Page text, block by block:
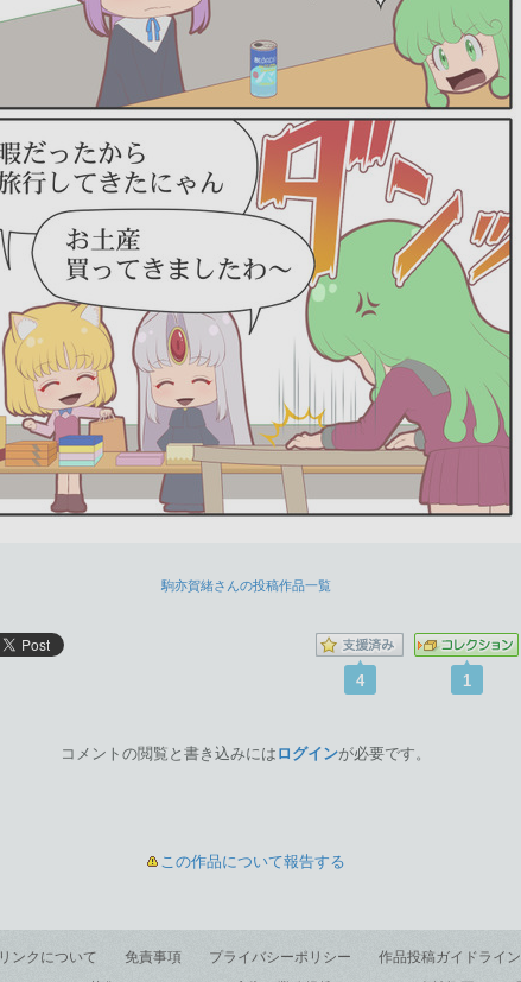
駒亦賀緒さんの投稿作品一覧
4 1
コメントの閲覧と書き込みには ログインが必要です。
この作品について報告する
リンクについて 免責事項 プライバシーポリシー 作品投稿ガイドライン